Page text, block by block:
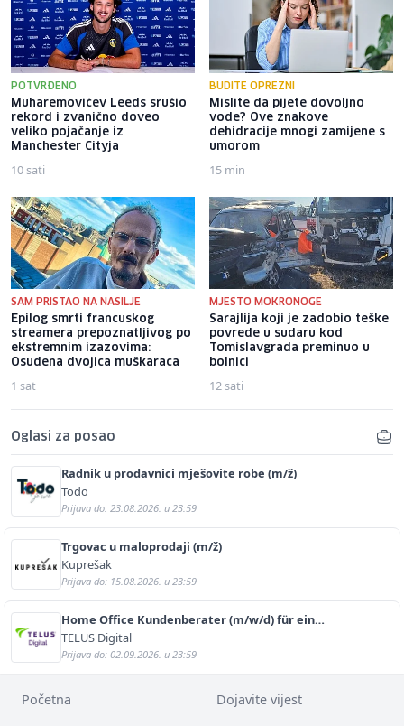
POTVRĐENO
Muharemovićev Leeds srušio
rekord i zvanično doveo
veliko pojačanje iz
Manchester Cityja
10 sati
BUDITE OPREZNI
Mislite da pijete dovoljno
vode? Ove znakove
dehidracije mnogi zamijene s
umorom
15 min
SAM PRISTAO NA NASILJE
Epilog smrti francuskog
streamera prepoznatljivog po
ekstremnim izazovima:
Osuđena dvojica muškaraca
1 sat
MJESTO MOKRONOGE
Sarajlija koji je zadobio teške
povrede u sudaru kod
Tomislavgrada preminuo u
bolnici
12 sati
Oglasi za posao
Radnik u prodavnici mješovite robe (m/ž)
Todo
Prijava do: 23.08.2026. u 23:59
Trgovac u maloprodaji (m/ž)
Kuprešak
Prijava do: 15.08.2026. u 23:59
Home Office Kundenberater (m/w/d) für ein
renommiertes Schuhunternehmen
TELUS Digital
Prijava do: 02.09.2026. u 23:59
Početna Dojavite vijest